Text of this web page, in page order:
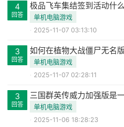
4
回答
极品飞车集结签到活动什
单机电脑游戏
2025-11-07 03:13:10
3
回答
如何在植物大战僵尸无名
单机电脑游戏
2025-11-07 02:28:11
3
回答
三国群英传威力加强版是
单机电脑游戏
2025-11-06 18:28:23